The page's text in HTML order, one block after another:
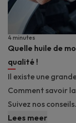
Quelle huile de
qualité !
4 minutes
Il existe une
Comment savoir
Suivez nos conseils.
Lees meer